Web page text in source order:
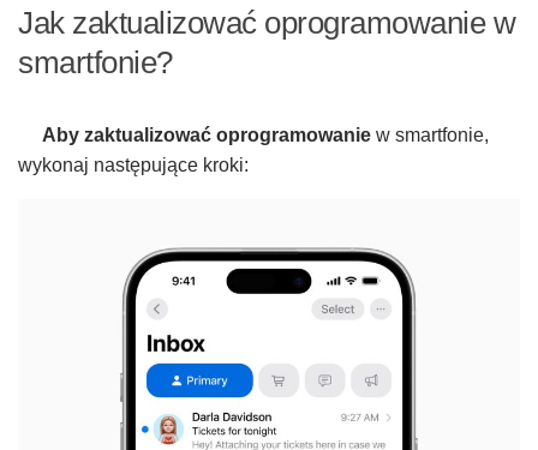
Jak zaktualizować oprogramowanie w
smartfonie?
Aby zaktualizować oprogramowanie w smartfonie,
wykonaj następujące kroki: